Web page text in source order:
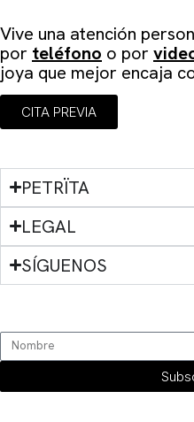
Vive una atención
por teléfono o por
joya que mejor encaja
CITA PREVIA
PETRÏTA
LEGAL
SÍGUENOS